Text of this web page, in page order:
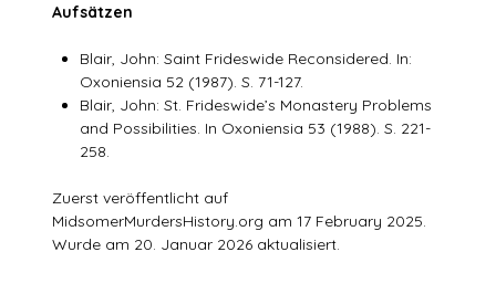
Aufsätzen
Blair, John: Saint Frideswide Reconsidered. In:
Oxoniensia 52 (1987). S. 71-127.
Blair, John: St. Frideswide’s Monastery Problems
and Possibilities. In Oxoniensia 53 (1988). S. 221-
258.
Zuerst veröffentlicht auf
MidsomerMurdersHistory.org am 17 February 2025.
Wurde am 20. Januar 2026 aktualisiert.